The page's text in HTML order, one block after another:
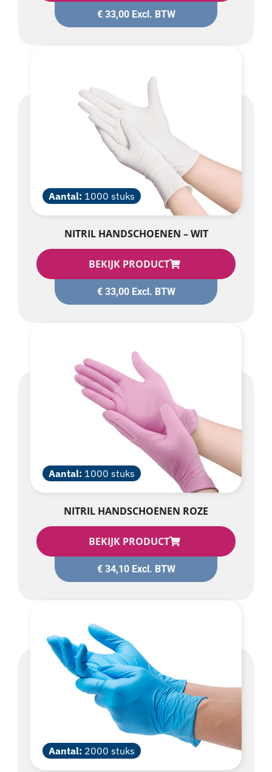
€33,00Excl. BTW
Aantal: 1000 stuks
NITRIL HANDSCHOENEN – WIT
BEKIJK PRODUCT
€33,00Excl. BTW
Aantal: 1000 stuks
NITRIL HANDSCHOENEN ROZE
BEKIJK PRODUCT
€34,10Excl. BTW
Aantal: 2000 stuks